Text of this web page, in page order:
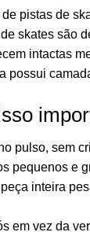
pistas de
skates são
intactas
pulso, sem
pequenos e
inteira
em vez da